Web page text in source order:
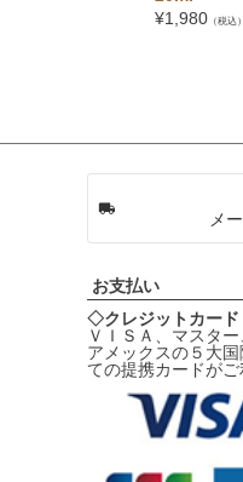
¥1,980 （税込）
メ
お支払い
◇クレジットカード
ＶＩＳＡ、マスタ
アメックスの５大
ての提携カードがご